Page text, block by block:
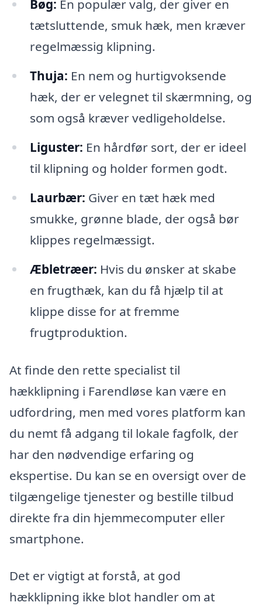
Bøg: En populær valg, der giver en
tætsluttende, smuk hæk, men kræver
regelmæssig klipning.
Thuja: En nem og hurtigvoksende
hæk, der er velegnet til skærmning, og
som også kræver vedligeholdelse.
Liguster: En hårdfør sort, der er ideel
til klipning og holder formen godt.
Laurbær: Giver en tæt hæk med
smukke, grønne blade, der også bør
klippes regelmæssigt.
Æbletræer: Hvis du ønsker at skabe
en frugthæk, kan du få hjælp til at
klippe disse for at fremme
frugtproduktion.
At finde den rette specialist til
hækklipning i Farendløse kan være en
udfordring, men med vores platform kan
du nemt få adgang til lokale fagfolk, der
har den nødvendige erfaring og
ekspertise. Du kan se en oversigt over de
tilgængelige tjenester og bestille tilbud
direkte fra din hjemmecomputer eller
smartphone.
Det er vigtigt at forstå, at god
hækklipning ikke blot handler om at